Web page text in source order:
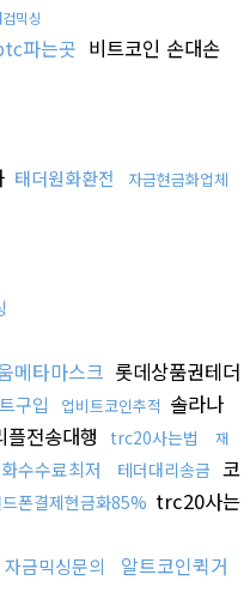
믹싱
파는곳 비트코인 손대손
태더원화환전 자금현금화업체
메타마스크 롯데상품권테더
구입 업비트코인추적 솔라나
플전송대행 trc20사는법
재
수수료최저 테더대리송금 코
폰결제현금화85% trc20사는
자금믹싱문의
알트코인퀵거